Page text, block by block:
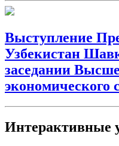
Выступление
Узбекистан
заседании
экономического
Интерактивные